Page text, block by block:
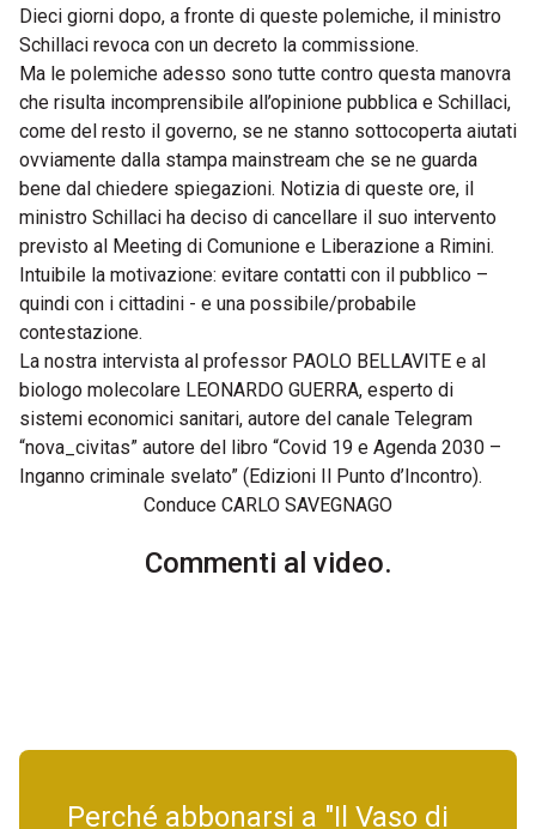
Dieci giorni dopo, a fronte di queste polemiche, il ministro
Schillaci revoca con un decreto la commissione.
Ma le polemiche adesso sono tutte contro questa manovra
che risulta incomprensibile all’opinione pubblica e Schillaci,
come del resto il governo, se ne stanno sottocoperta aiutati
ovviamente dalla stampa mainstream che se ne guarda
bene dal chiedere spiegazioni. Notizia di queste ore, il
ministro Schillaci ha deciso di cancellare il suo intervento
previsto al Meeting di Comunione e Liberazione a Rimini.
Intuibile la motivazione: evitare contatti con il pubblico –
quindi con i cittadini - e una possibile/probabile
contestazione.
La nostra intervista al professor PAOLO BELLAVITE e al
biologo molecolare LEONARDO GUERRA, esperto di
sistemi economici sanitari, autore del canale Telegram
“nova_civitas” autore del libro “Covid 19 e Agenda 2030 –
Inganno criminale svelato” (Edizioni Il Punto d’Incontro).
Conduce CARLO SAVEGNAGO
Commenti al video.
Perché abbonarsi a "Il Vaso di